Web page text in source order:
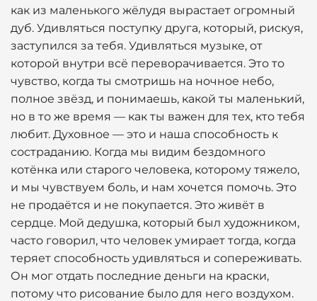
как из маленького жёлудя вырастает огромный
дуб. Удивляться поступку друга, который, рискуя,
заступился за тебя. Удивляться музыке, от
которой внутри всё переворачивается. Это то
чувство, когда ты смотришь на ночное небо,
полное звёзд, и понимаешь, какой ты маленький,
но в то же время — как ты важен для тех, кто тебя
любит. Духовное — это и наша способность к
состраданию. Когда мы видим бездомного
котёнка или старого человека, которому тяжело,
и мы чувствуем боль, и нам хочется помочь. Это
не продаётся и не покупается. Это живёт в
сердце. Мой дедушка, который был художником,
часто говорил, что человек умирает тогда, когда
теряет способность удивляться и сопереживать.
Он мог отдать последние деньги на краски,
потому что рисование было для него воздухом.